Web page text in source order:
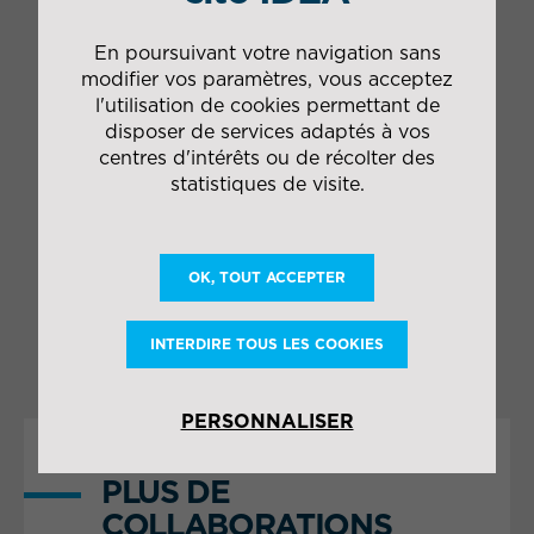
géolocalisation sur 180
ha
Pré-acheminement
vers les plateformes
IDEA ou prise en
charge ferroviaire,
les plateformes IDEA
Déchargement de
navires de matières
premières
PLUS DE
En poursuivant votre navigation sans
modifier vos paramètres, vous acceptez
l'utilisation de cookies permettant de
disposer de services adaptés à vos
centres d'intérêts ou de récolter des
statistiques de visite.
OK, TOUT ACCEPTER
INTERDIRE TOUS LES COOKIES
PERSONNALISER